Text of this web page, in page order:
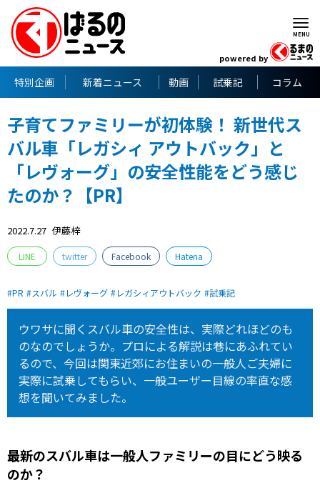
powered by
特別企画 新着ニュース 動画 試乗記 コラム
子育てファミリーが初体験！ 新世代ス
バル車「レガシィ アウトバック」と
「レヴォーグ」の安全性能をどう感じ
たのか？【PR】
2022.7.27 伊藤梓
LINE twitter Facebook Hatena
PR スバル レヴォーグ レガシィアウトバック 試乗記
ウワサに聞くスバル車の安全性は、実際どれほどのも
のなのでしょうか。プロによる解説は巷にあふれてい
るので、今回は関東近郊にお住まいの一般人ご夫婦に
実際に試乗してもらい、一般ユーザー目線の率直な感
想を聞いてみました。
最新のスバル車は一般人ファミリーの目にどう映る
のか？